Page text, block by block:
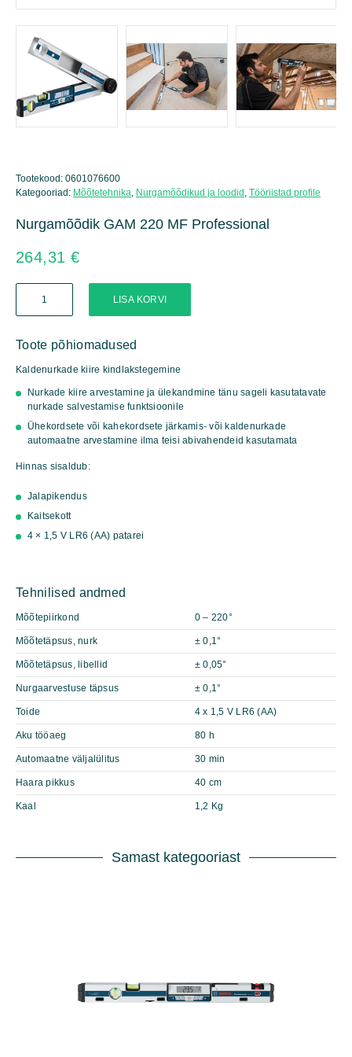
Tootekood: 0601076600
Kategooriad: Mõõtetehnika Nurgamõõdikud ja loodid Tööriistad profile
Nurgamõõdik GAM 220 MF Professional
264,31 €
220
Professional
LISA KORVI
Toote põhiomadused
Kaldenurkade kiire kindlakstegemine
Nurkade kiire arvestamine ja ülekandmine tänu sageli kasutatavate
nurkade salvestamise funktsioonile
Ühekordsete või kahekordsete järkamis- või kaldenurkade
automaatne arvestamine ilma teisi abivahendeid kasutamata
Hinnas sisaldub:
Jalapikendus
Kaitsekott
4 × 1,5 V LR6 (AA) patarei
Tehnilised andmed
Mõõtepiirkond 0 – 220°
Mõõtetäpsus, nurk ± 0,1°
Mõõtetäpsus, libellid ± 0,05°
Nurgaarvestuse täpsus ± 0,1°
Toide 4 x 1,5 V LR6 (AA)
Aku tööaeg 80 h
Automaatne väljalülitus 30 min
Haara pikkus 40 cm
Kaal 1,2 Kg
Samast kategooriast